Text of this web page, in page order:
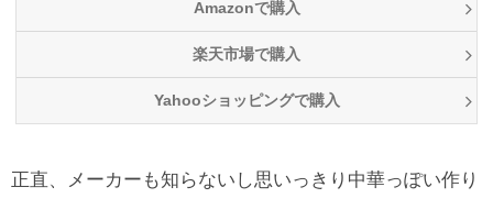
Amazonで購入
楽天市場で購入
Yahooショッピングで購入
正直、メーカーも知らないし思いっきり中華っぽい作り